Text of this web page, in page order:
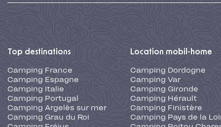
Top destinations
Camping France
Camping Espagne
Camping Italie
Camping Portugal
Camping Argelès sur mer
Camping Grau du Roi
Location mobil-home
Camping Dordogne
Camping Var
Camping Gironde
Camping Hérault
Camping Finistère
Camping Pays de la